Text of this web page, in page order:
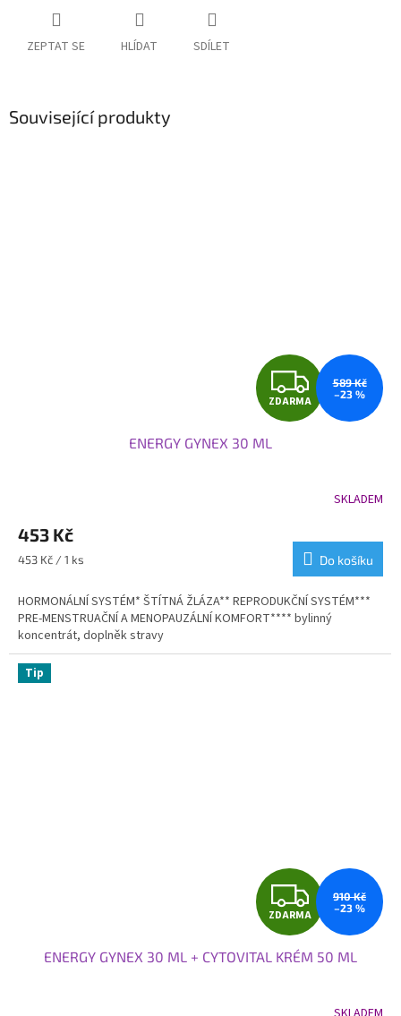
ZEPTAT SE HLÍDAT SDÍLET
Související produkty
Z
D
M
A
ZDARMA
589 Kč
–23 %
ENERGY GYNEX 30 ML
produktu
je
5,0
5
hvězdiček.
SKLADEM
453 Kč
Měrná
453 Kč / 1 ks Do košíku
HORMONÁLNÍ SYSTÉM* ŠTÍTNÁ ŽLÁZA** REPRODUKČNÍ SYSTÉM***
PRE-MENSTRUAČNÍ A MENOPAUZÁLNÍ KOMFORT**** bylinný
koncentrát, doplněk stravy
Tip
Z
D
A
ZDARMA
910 Kč
–23 %
ENERGY GYNEX 30 ML + CYTOVITAL KRÉM 50 ML